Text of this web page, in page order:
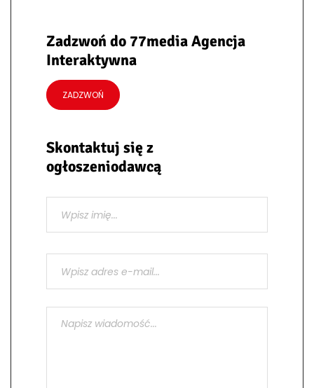
Zadzwoń do 77media Agencja
Interaktywna
ZADZWOŃ
Skontaktuj się z
ogłoszeniodawcą